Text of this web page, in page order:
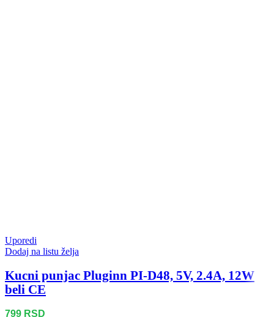
Uporedi
Dodaj na listu želja
Kucni punjac Pluginn PI-D48, 5V, 2.4A, 12W
beli CE
799 RSD